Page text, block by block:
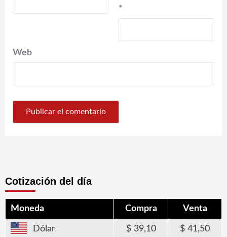
*
Web
Cotización del día
Moneda Compra Venta
Dólar 39,10 41,50